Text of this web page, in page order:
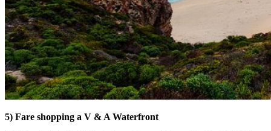
5) Fare shopping a V & A Waterfront